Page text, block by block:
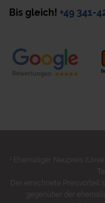
Bis gleich! +49 341-
Ehemaliger Neupreis
Der errechnete
gegenüber der